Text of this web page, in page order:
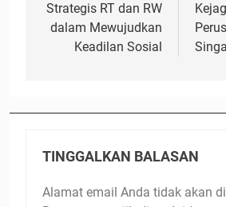
Strategis RT dan RW
dalam Mewujudkan
Keadilan Sosial
TINGGALKAN BALASAN
Alamat email Anda tidak akan